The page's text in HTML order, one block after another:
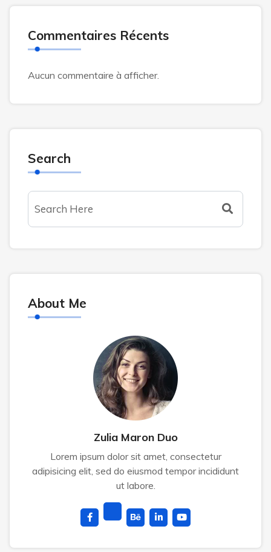
Commentaires Récents
Aucun commentaire à afficher.
Search
About Me
Zulia Maron Duo
Lorem ipsum dolor sit amet, consectetur
adipisicing elit, sed do eiusmod tempor incididunt
ut labore.